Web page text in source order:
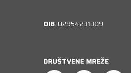
OIB: 02954231309
DRUŠTVENE MREŽE